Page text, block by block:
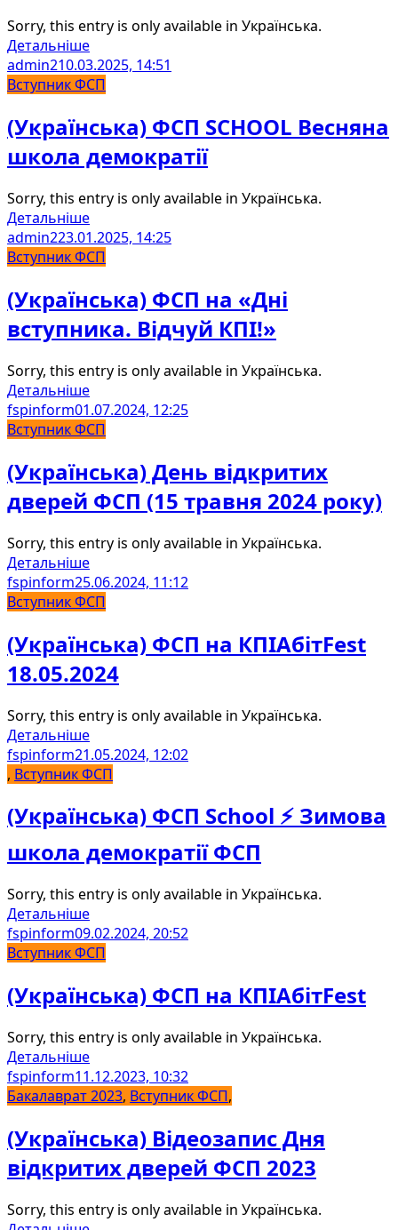
Sorry, this entry is only available in Українська.
Детальніше
admin210.03.2025, 14:51
Вступник ФСП
(Українська) ФСП SCHOOL Весняна
школа демократії
Sorry, this entry is only available in Українська.
Детальніше
admin223.01.2025, 14:25
Вступник ФСП
(Українська) ФСП на «Дні
вступника. Відчуй КПІ!»
Sorry, this entry is only available in Українська.
Детальніше
fspinform01.07.2024, 12:25
Вступник ФСП
(Українська) День відкритих
дверей ФСП (15 травня 2024 року)
Sorry, this entry is only available in Українська.
Детальніше
fspinform25.06.2024, 11:12
Вступник ФСП
(Українська) ФСП на КПІАбітFest
18.05.2024
Sorry, this entry is only available in Українська.
Детальніше
fspinform21.05.2024, 12:02
, Вступник ФСП
(Українська) ФСП School ⚡️ Зимова
школа демократії ФСП
Sorry, this entry is only available in Українська.
Детальніше
fspinform09.02.2024, 20:52
Вступник ФСП
(Українська) ФСП на КПІАбітFest
Sorry, this entry is only available in Українська.
Детальніше
fspinform11.12.2023, 10:32
Бакалаврат 2023, Вступник ФСП,
(Українська) Відеозапис Дня
відкритих дверей ФСП 2023
Sorry, this entry is only available in Українська.